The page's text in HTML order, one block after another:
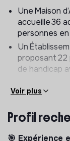
Une Maison
accueille 36
personnes
Un
proposant 22
de handicap
Fidèle à l’esprit
Neige :
et bienveillante,
Voir plus
Profil
🎯 Expérience